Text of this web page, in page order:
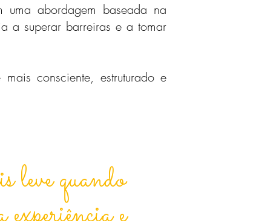
uma abordagem baseada na
a superar barreiras e a tomar
consciente, estruturado e
leve quando